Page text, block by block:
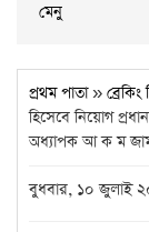
মেনু
প্রথম পাতা»
হিসেবে নিয়োগ
অধ্যাপক আ ক ম
বুধবার, ১০ জুলাই